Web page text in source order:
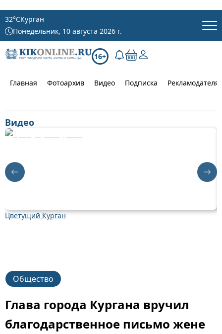
32°CКурган
Понедельник, 10 августа 2026 г.
16+
Главная Фотоархив Видео Подписка
Видео
Цветущий Курган
Общество
Глава города Кургана вручил
благодарственное письмо жене